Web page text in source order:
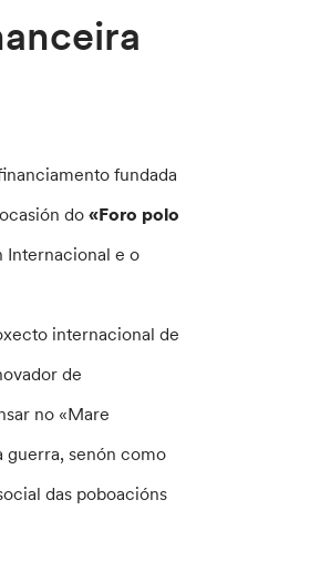
fundada
do«Foro polo
Internacional e o
internacional de
de
no «Mare
guerra, senón como
das poboacións